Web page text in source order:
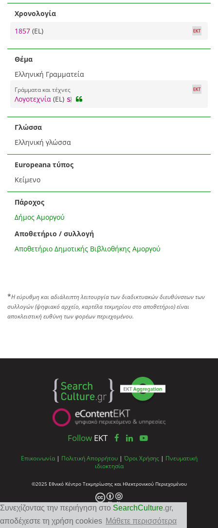
Συνεχίζοντας την περιήγηση στο SearchCulture.gr,
αποδέχεστε τη χρήση cookies Μάθετε περισσότερα
Χρονολογία
1857 (EL)
Θέμα
Ελληνική Γραμματεία
Γράμματα και τέχνες
Λογοτεχνία (EL)
Γλώσσα
Ελληνική γλώσσα
Europeana τύπος
Κείμενο
Πάροχος
Δήμος Αμοργού
Αποθετήριο / συλλογή
Αποθετήριο Δημοτικής Βιβλιοθήκης Αμοργού
*Η εύρυθμη και αδιάλειπτη λειτουργία των διαδικτυακών διευθύνσεων των
συλλογών (ψηφιακό αρχείο, καρτέλα τεκμηρίου στο αποθετήριο) είναι
αποκλειστική ευθύνη των φορέων περιεχομένου.
Follow EKT
Επικοινωνία | Πολιτική Απορρήτου | Όροι Χρήσης | Πνευματική
ιδιοκτησία
©2025 Εθνικό Κέντρο Τεκμηρίωσης και Ηλεκτρονικού Περιεχομένου